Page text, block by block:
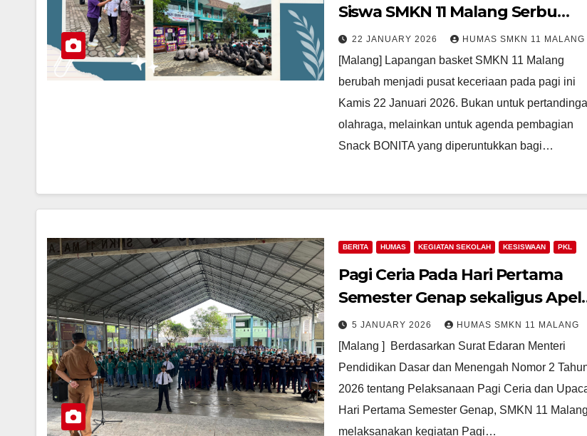
Siswa SMKN 11 Malang Serbu
Pembagian Snack BONITA
22 JANUARY 2026 HUMAS SMKN 11 MALANG
[Malang] Lapangan basket SMKN 11 Malang
berubah menjadi pusat keceriaan pada pagi ini
Kamis 22 Januari 2026. Bukan untuk
olahraga, melainkan untuk agenda pembagian
Snack BONITA yang diperuntukkan bagi…
BERITA HUMAS KEGIATAN SEKOLAH KESISWAAN PKL
Pagi Ceria Pada Hari Pertama
Semester Genap sekaligus Apel
Pemberangkatan PKL Semester
Genap Tahun Ajaran 2025–2026
SMKN 11 Malang
5 JANUARY 2026 HUMAS SMKN 11 MALANG
[Malang ] Berdasarkan Surat Edaran Menteri
Pendidikan Dasar dan Menengah Nomor 2
2026 tentang Pelaksanaan Pagi Ceria dan
Hari Pertama Semester Genap, SMKN 11 Malang
melaksanakan kegiatan Pagi…